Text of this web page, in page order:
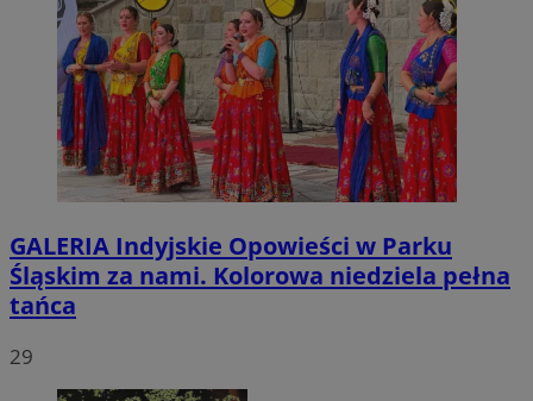
GALERIA Indyjskie Opowieści w Parku
Śląskim za nami. Kolorowa niedziela pełna
tańca
29